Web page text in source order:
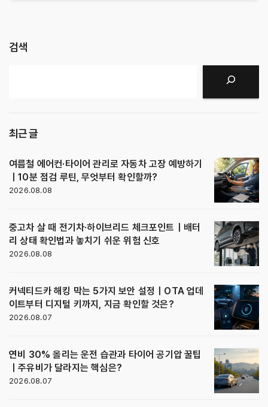
검색
최근 글
여름철 에어컨·타이어 관리로 자동차 고장 예방하기
｜10분 점검 루틴, 무엇부터 확인할까?
2026.08.08
중고차 살 때 전기차·하이브리드 체크포인트｜배터
리 상태 확인법과 놓치기 쉬운 위험 신호
2026.08.08
커넥티드카 해킹 막는 5가지 보안 설정｜OTA 업데
이트부터 디지털 키까지, 지금 확인할 것은?
2026.08.07
연비 30% 올리는 운전 습관과 타이어 공기압 꿀팁
｜주유비가 달라지는 핵심은?
2026.08.07